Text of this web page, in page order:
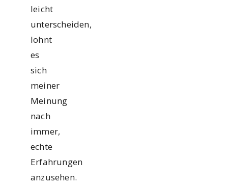
leicht
unterscheiden,
lohnt
es
sich
meiner
Meinung
nach
immer,
echte
Erfahrungen
anzusehen.